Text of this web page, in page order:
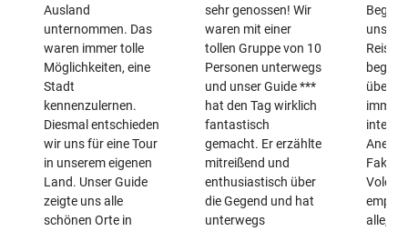
Ausland
unternommen. Das
waren immer tolle
Möglichkeiten, eine
Stadt
kennenzulernen.
Diesmal entschieden
wir uns für eine Tour
in unserem eigenen
Land. Unser Guide
zeigte uns alle
schönen Orte in
sehr genossen! Wir
waren mit einer
tollen Gruppe von 10
Personen unterwegs
und unser Guide ***
hat den Tag wirklich
fantastisch
gemacht. Er erzählte
mitreißend und
enthusiastisch über
die Gegend und hat
unterwegs
immer
Fakten
alle,